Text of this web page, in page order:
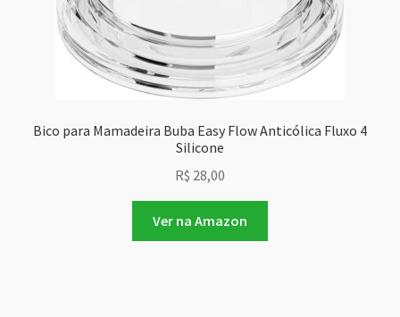
Bico para Mamadeira Buba Easy Flow Anticólica Fluxo 4
Silicone
R$ 28,00
Ver na Amazon